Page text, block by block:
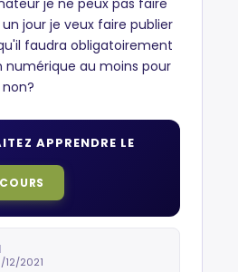
je ne peux pas faire
jour je veux faire publier
faudra obligatoirement
numérique au moins pour
APPRENDRE LE
12/2021